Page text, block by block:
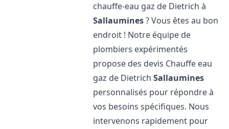
chauffe-eau gaz de Dietrich à
Sallaumines? Vous êtes au bon
endroit ! Notre équipe de
plombiers expérimentés
propose des devis Chauffe eau
gaz de DietrichSallaumines
personnalisés pour répondre à
vos besoins spécifiques. Nous
intervenons rapidement pour